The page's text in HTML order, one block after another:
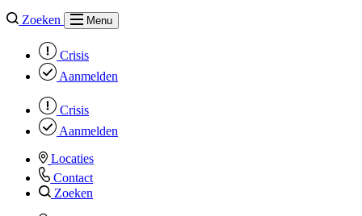
Zoeken Menu
Crisis
Aanmelden
Crisis
Aanmelden
Locaties
Contact
Zoeken